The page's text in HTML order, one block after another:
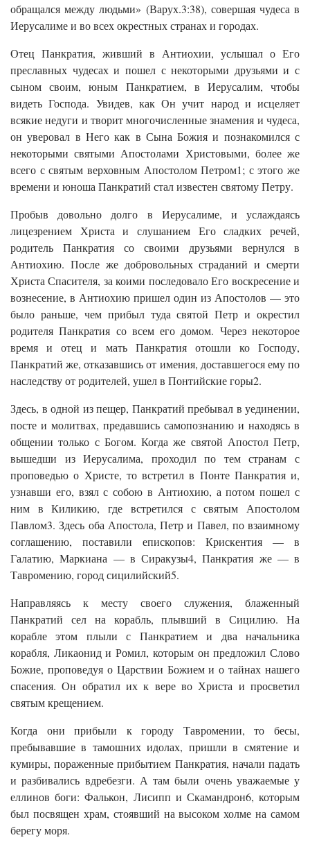
обращался между людьми» (Варух.3:38), совершая чудеса в
Иерусалиме и во всех окрестных странах и городах.
Отец Панкратия, живший в Антиохии, услышал о Его
преславных чудесах и пошел с некоторыми друзьями и с
сыном своим, юным Панкратием, в Иерусалим, чтобы
видеть Господа. Увидев, как Он учит народ и исцеляет
всякие недуги и творит многочисленные знамения и чудеса,
он уверовал в Него как в Сына Божия и познакомился с
некоторыми святыми Апостолами Христовыми, более же
всего с святым верховным Апостолом Петром1; с этого же
времени и юноша Панкратий стал известен святому Петру.
Пробыв довольно долго в Иерусалиме, и услаждаясь
лицезрением Христа и слушанием Его сладких речей,
родитель Панкратия со своими друзьями вернулся в
Антиохию. После же добровольных страданий и смерти
Христа Спасителя, за коими последовало Его воскресение и
вознесение, в Антиохию пришел один из Апостолов — это
было раньше, чем прибыл туда святой Петр и окрестил
родителя Панкратия со всем его домом. Через некоторое
время и отец и мать Панкратия отошли ко Господу,
Панкратий же, отказавшись от имения, доставшегося ему по
наследству от родителей, ушел в Понтийские горы2.
Здесь, в одной из пещер, Панкратий пребывал в уединении,
посте и молитвах, предавшись самопознанию и находясь в
общении только с Богом. Когда же святой Апостол Петр,
вышедши из Иерусалима, проходил по тем странам с
проповедью о Христе, то встретил в Понте Панкратия и,
узнавши его, взял с собою в Антиохию, а потом пошел с
ним в Киликию, где встретился с святым Апостолом
Павлом3. Здесь оба Апостола, Петр и Павел, по взаимному
соглашению, поставили епископов: Крискентия — в
Галатию, Маркиана — в Сиракузы4, Панкратия же — в
Тавромению, город сицилийский5.
Направляясь к месту своего служения, блаженный
Панкратий сел на корабль, плывший в Сицилию. На
корабле этом плыли с Панкратием и два начальника
корабля, Ликаонид и Ромил, которым он предложил Слово
Божие, проповедуя о Царствии Божием и о тайнах нашего
спасения. Он обратил их к вере во Христа и просветил
святым крещением.
Когда они прибыли к городу Тавромении, то бесы,
пребывавшие в тамошних идолах, пришли в смятение и
кумиры, пораженные прибытием Панкратия, начали падать
и разбивались вдребезги. А там были очень уважаемые у
еллинов боги: Фалькон, Лисипп и Скамандрон6, которым
был посвящен храм, стоявший на высоком холме на самом
берегу моря.